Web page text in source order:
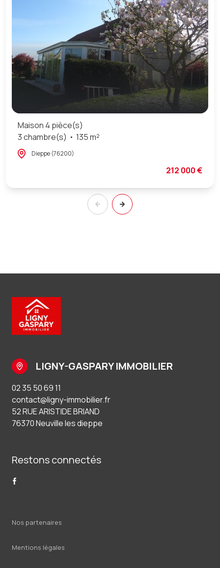
Maison 4 pièce(s)
3 chambre(s)
135 m²
Dieppe (76200)
212 000 €
LIGNY-GASPARY IMMOBILIER
02 35 50 69 11
contact@ligny-immobilier.fr
52 RUE ARISTIDE BRIAND
76370 Neuville les dieppe
Restons connectés
Nos partenaires
Mentions légales